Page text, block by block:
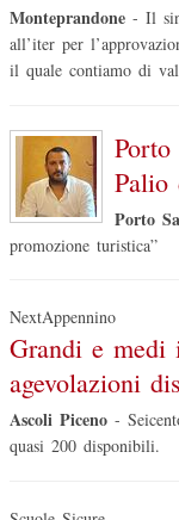
Monteprandone - Il
all’iter per
il quale contiamo di
Palio
Porto
promozione turistica”
NextAppennino
Grandi e medi
agevolazioni
Ascoli Piceno -
quasi 200 disponibili.